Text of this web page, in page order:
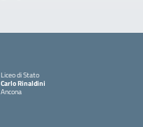
Liceo di Stato
Carlo Rinaldini
Ancona